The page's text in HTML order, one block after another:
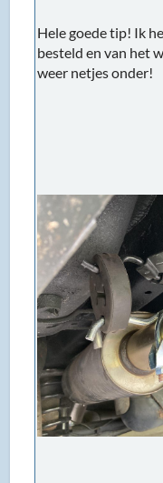
Hele goede tip! Ik
besteld en van het
weer netjes onder!